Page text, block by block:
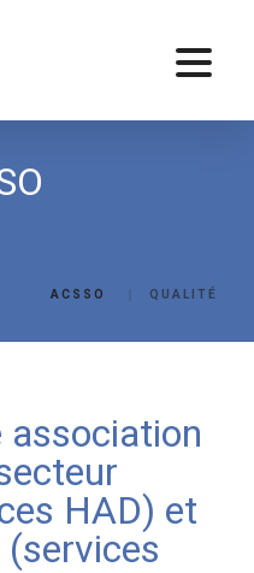
ACSSO QUALITÉ
association
HAD) et